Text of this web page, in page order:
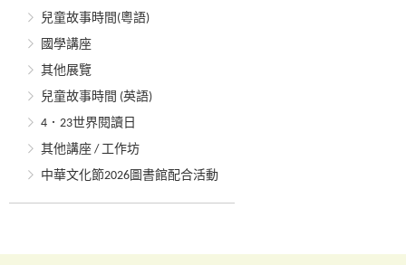
兒童故事時間(粵語)
國學講座
其他展覽
兒童故事時間 (英語)
4．23世界閱讀日
其他講座 / 工作坊
中華文化節2026圖書館配合活動